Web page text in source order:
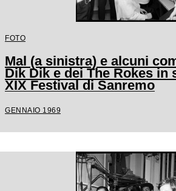
FOTO
Mal (a sinistra) e alcuni
Dik Dik e dei The Rokes in
XIX Festival di Sanremo
GENNAIO 1969